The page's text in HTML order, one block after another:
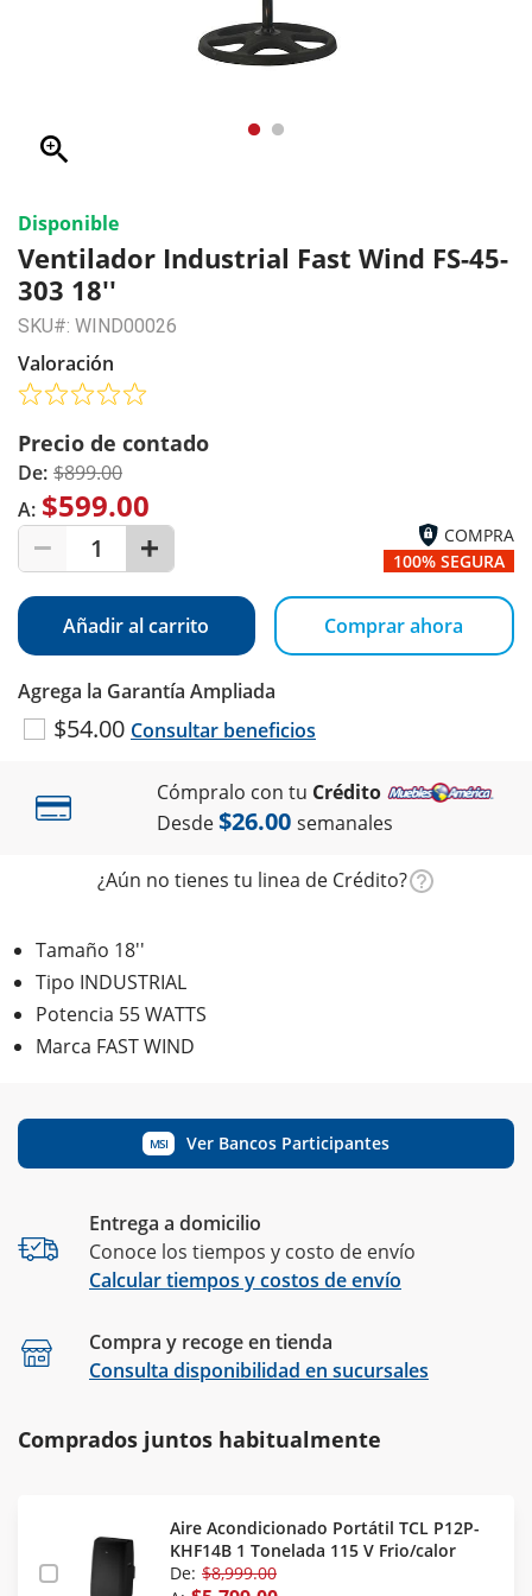
zoom_in
Disponible
Ventilador Industrial Fast Wind FS-45-
303 18''
SKU#: WIND00026
Valoración
Precio de contado
De: $899.00
A: $599.00
1
COMPRA
100% SEGURA
Añadir al carrito Comprar ahora
Agrega la Garantía Ampliada
$54.00 Consultar beneficios
Cómpralo con tu Crédito
Desde$26.00 semanales
¿Aún no tienes tu linea de Crédito?
Tamaño 18''
Tipo INDUSTRIAL
Potencia 55 WATTS
Marca FAST WIND
MSI Ver Bancos Participantes
Entrega a domicilio
Conoce los tiempos y costo de envío
Calcular tiempos y costos de envío
Compra y recoge en tienda
Consulta disponibilidad en sucursales
Comprados juntos habitualmente
Aire Acondicionado Portátil TCL P12P-
KHF14B 1 Tonelada 115 V Frio/calor
De: $8,999.00